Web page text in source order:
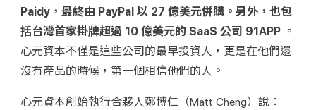
Paidy，最終由 PayPal 以 27 億美元併購。另外，也包
括台灣首家掛牌超過 10 億美元的 SaaS 公司 91APP 。
心元資本不僅是這些公司的最早投資人，更是在他們還
沒有產品的時候，第一個相信他們的人。
心元資本創始執行合夥人鄭博仁（Matt Cheng）說：